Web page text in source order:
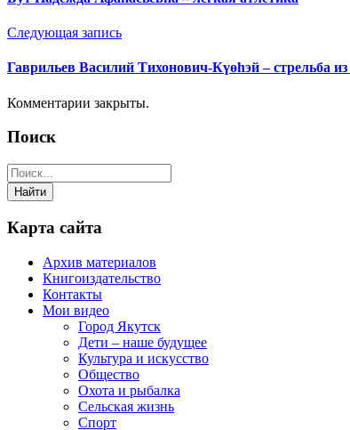
Следующая запись
Гаврильев Василий Тихонович-Күөһэй – стрельба
Комментарии закрыты.
Поиск
Карта сайта
Архив материалов
Книгоиздательство
Контакты
Мои видео
Город Якутск
Дети – наше будущее
Культура и искусство
Общество
Охота и рыбалка
Сельская жизнь
Спорт